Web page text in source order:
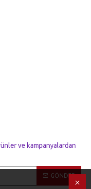
ve kampanyalardan
GÖNDER